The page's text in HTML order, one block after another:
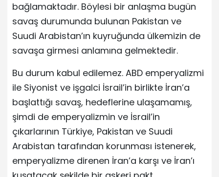
bağlamaktadır. Böylesi bir anlaşma bugün
savaş durumunda bulunan Pakistan ve
Suudi Arabistan’ın kuyruğunda ülkemizin de
savaşa girmesi anlamına gelmektedir.
Bu durum kabul edilemez. ABD emperyalizmi
ile Siyonist ve işgalci İsrail’in birlikte İran’a
başlattığı savaş, hedeflerine ulaşamamış,
şimdi de emperyalizmin ve İsrail’in
çıkarlarının Türkiye, Pakistan ve Suudi
Arabistan tarafından korunması istenerek,
emperyalizme direnen İran’a karşı ve İran’ı